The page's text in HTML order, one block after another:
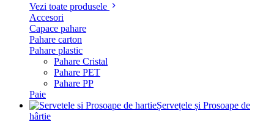
Vezi toate produsele
Accesori
Capace pahare
Pahare carton
Pahare plastic
Pahare Cristal
Pahare PET
Pahare PP
Paie
Șervețele și Prosoape de
hârtie